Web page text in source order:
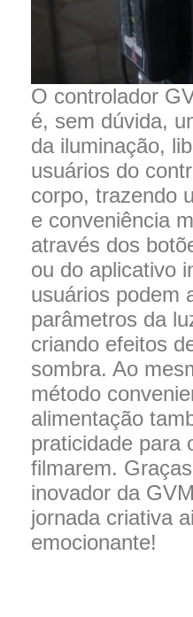
O controlador
é, sem dúvida,
da iluminação,
usuários do
corpo, trazendo
e conveniência
através dos
ou do aplicativo
usuários podem
parâmetros da
criando efeitos
sombra. Ao
método
alimentação
praticidade para
filmarem.
inovador da
jornada criativa
emocionante!